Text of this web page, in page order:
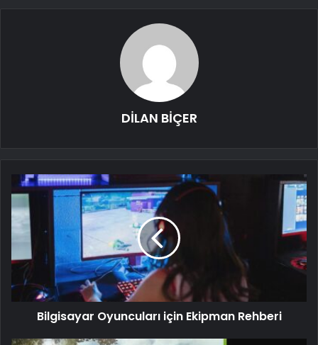
DİLAN BİÇER
Bilgisayar Oyuncuları için Ekipman Rehberi